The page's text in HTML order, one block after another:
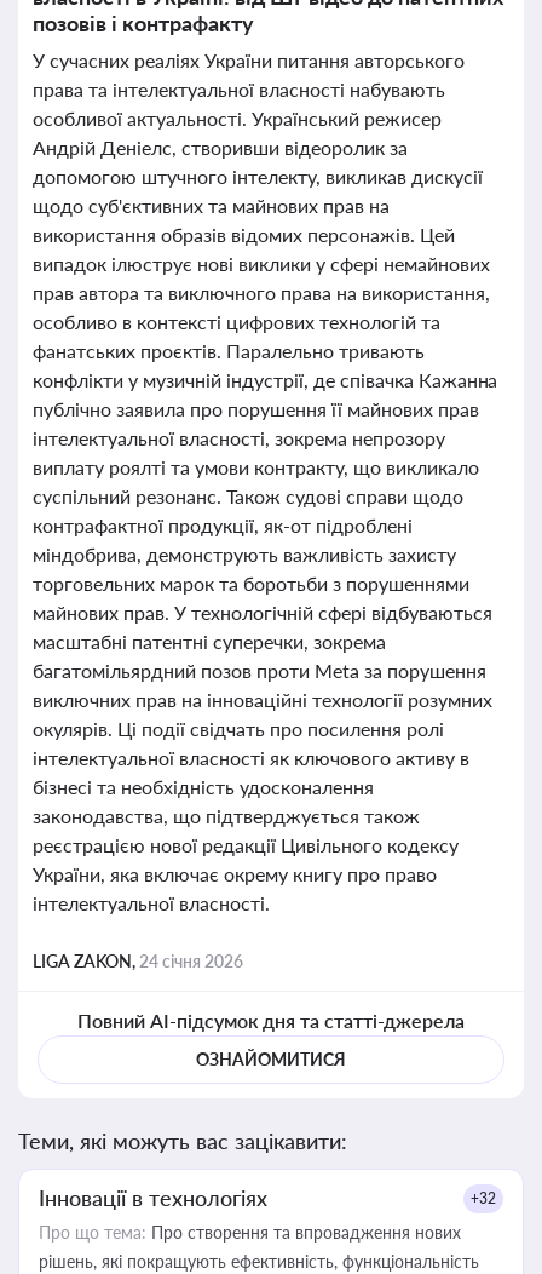
позовів і контрафакту
У сучасних реаліях України питання авторського
права та інтелектуальної власності набувають
особливої актуальності. Український режисер
Андрій Деніелс, створивши відеоролик за
допомогою штучного інтелекту, викликав дискусії
щодо суб'єктивних та майнових прав на
використання образів відомих персонажів. Цей
випадок ілюструє нові виклики у сфері немайнових
прав автора та виключного права на використання,
особливо в контексті цифрових технологій та
фанатських проєктів. Паралельно тривають
конфлікти у музичній індустрії, де співачка Кажанна
публічно заявила про порушення її майнових прав
інтелектуальної власності, зокрема непрозору
виплату роялті та умови контракту, що викликало
суспільний резонанс. Також судові справи щодо
контрафактної продукції, як-от підроблені
міндобрива, демонструють важливість захисту
торговельних марок та боротьби з порушеннями
майнових прав. У технологічній сфері відбуваються
масштабні патентні суперечки, зокрема
багатомільярдний позов проти Meta за порушення
виключних прав на інноваційні технології розумних
окулярів. Ці події свідчать про посилення ролі
інтелектуальної власності як ключового активу в
бізнесі та необхідність удосконалення
законодавства, що підтверджується також
реєстрацією нової редакції Цивільного кодексу
України, яка включає окрему книгу про право
інтелектуальної власності.
LIGA ZAKON, 24 січня 2026
Повний AI-підсумок дня та статті-джерела
ОЗНАЙОМИТИСЯ
Теми, які можуть вас зацікавити:
Інновації в технологіях +32
Про що тема: Про створення та впровадження нових
рішень, які покращують ефективність, функціональність